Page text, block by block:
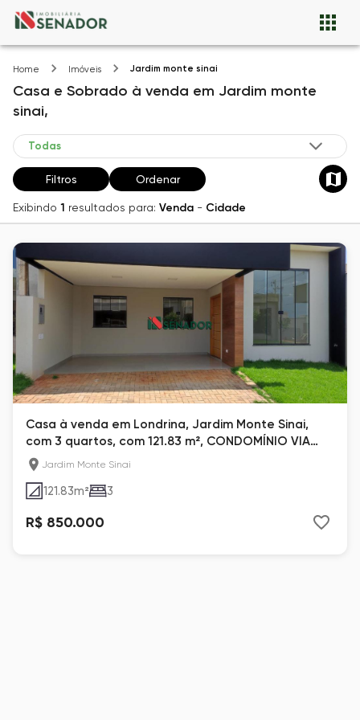
Home Imóveis Jardim monte sinai
Casa e Sobrado à venda em Jardim monte
sinai,
Filtros Ordenar
Exibindo 1 resultados para: Venda - Cidade
Casa à venda em Londrina, Jardim Monte Sinai,
com 3 quartos, com 121.83 m², CONDOMÍNIO VIA
FLORENCE
Jardim Monte Sinai
121.83m² 3
R$ 850.000